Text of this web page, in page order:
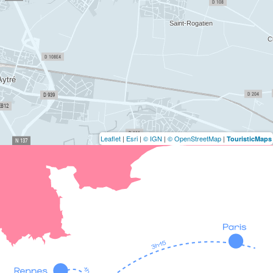
Leaflet | Esri | © IGN | © OpenStreetMap | TouristicMaps